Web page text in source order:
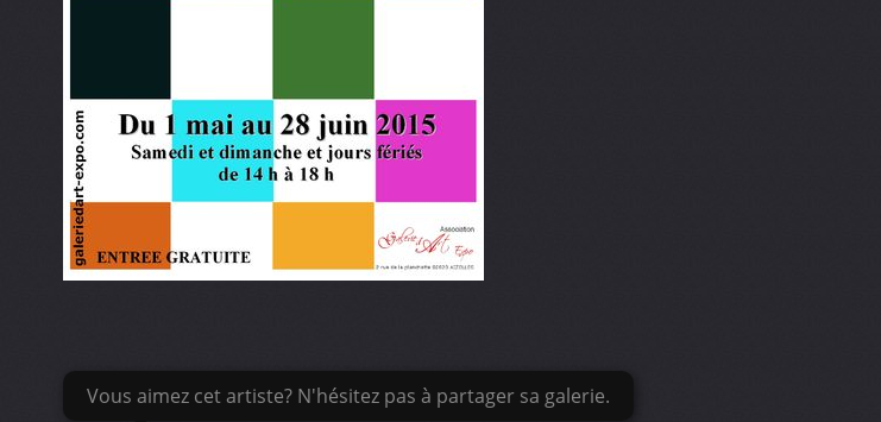
Vous aimez cet artiste? N'hésitez pas à partager sa galerie.